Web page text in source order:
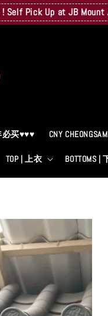
Up at JB Mount Austin!
必买♥♥♥ CNY
TOP | 上衣 BOTTOMS |